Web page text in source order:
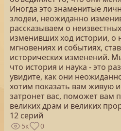
Иногда это знаменитые
злодеи, неожиданно
рассказываем о
изменивших ход истории, о
мгновениях и событиях,
исторических изменений.
что история и наука - это
увидите, как они
хотим показать вам живую
затронет вас, поможет вам
великих драм и великих
12 серий
5к 0